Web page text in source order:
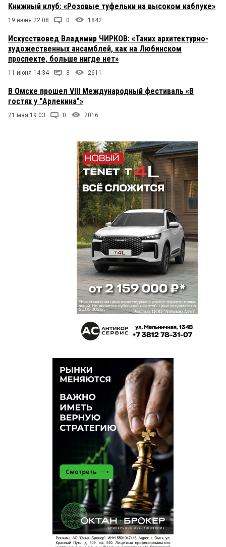
Книжный клуб: «Розовые туфельки на высоком каблуке»
19 июня 22:08 0 1842
Искусствовед Владимир ЧИРКОВ: «Таких архитектурно-
художественных ансамблей, как на Любинском
проспекте, больше нигде нет»
11 июня 14:34 3 2611
В Омске прошел VIII Международный фестиваль «В
гостях у "Арлекина"»
21 мая 19:03 0 2016